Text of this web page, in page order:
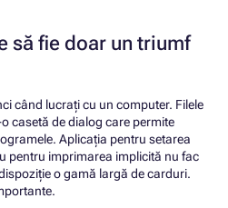
să fie doar un triumf
când lucrați cu un computer. Filele
casetă de dialog care permite
Aplicația pentru setarea
pentru imprimarea implicită nu fac
o gamă largă de carduri.